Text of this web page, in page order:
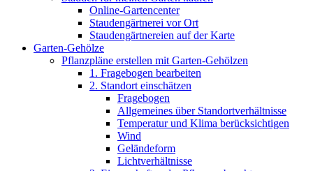
Online-Gartencenter
Staudengärtnerei vor Ort
Staudengärtnereien auf der Karte
Garten-Gehölze
Pflanzpläne erstellen mit Garten-Gehölzen
1. Fragebogen bearbeiten
2. Standort einschätzen
Fragebogen
Allgemeines über Standortverhältnisse
Temperatur und Klima berücksichtigen
Wind
Geländeform
Lichtverhältnisse